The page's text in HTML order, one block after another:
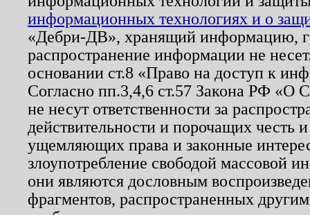
информационных технологиях и о
«Дебри-ДВ», хранящий информацию,
распространение информации не
основании ст.8 «Право на доступ к
Согласно пп.3,4,6 ст.57 Закона РФ «О
не несут ответственности за
действительности и порочащих честь
ущемляющих права и законные
злоупотребление свободой массовой
они являются дословным
фрагментов, распространенных